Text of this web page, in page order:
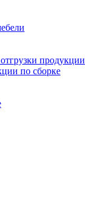
продукции
по сборке